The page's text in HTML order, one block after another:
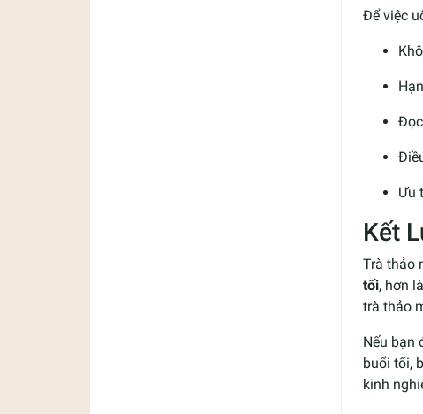
Để việc
Ưu
Kết
Trà thảo
tối, hơn
trà thảo
Nếu bạn
buổi tối,
kinh